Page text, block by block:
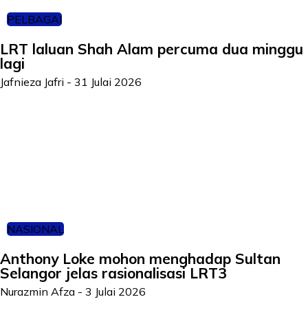
PELBAGAI
LRT laluan Shah Alam percuma dua minggu
lagi
Jafnieza Jafri - 31 Julai 2026
NASIONAL
Anthony Loke mohon menghadap Sultan
Selangor jelas rasionalisasi LRT3
Nurazmin Afza - 3 Julai 2026